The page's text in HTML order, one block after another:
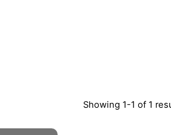
Showing 1-1 of 1